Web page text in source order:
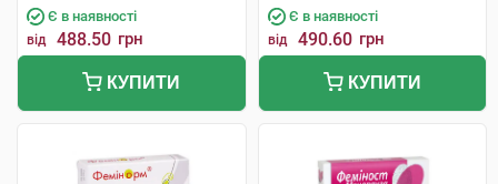
Є в наявності
від 488.50 грн
КУПИТИ
Є в наявності
від 490.60 грн
КУПИТИ